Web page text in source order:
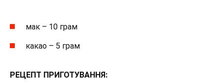
мак – 10 грам
какао – 5 грам
РЕЦЕПТ ПРИГОТУВАННЯ: